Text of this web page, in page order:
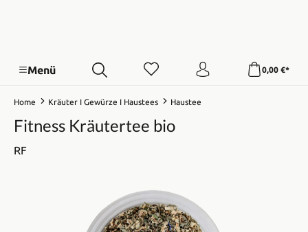
Menü 0,00 €*
Home Kräuter I Gewürze I Haustees Haustee
Fitness Kräutertee bio
RF
Bildergalerie überspringen